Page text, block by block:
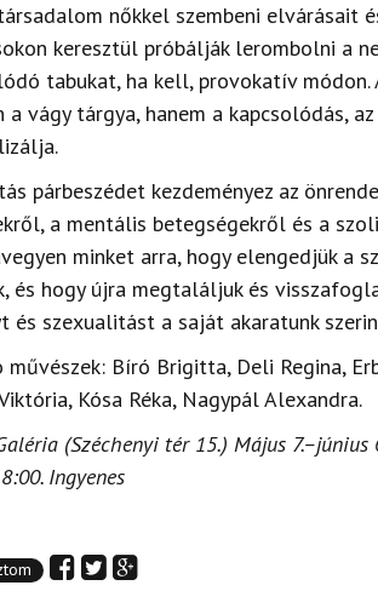
nőkkel szembeni elvárásait
keresztül próbálják lerombolni a
tabukat, ha kell, provokatív módon.
a vágy tárgya, hanem a kapcsolódás,
párbeszédet kezdeményez az
a mentális betegségekről és a
minket arra, hogy elengedjük a
és hogy újra megtaláljuk és
és szexualitást a saját akaratunk
Bíró Brigitta, Deli Regina,
Kósa Réka, Nagypál Alexandra.
(Széchenyi tér 15.) Május 7.–június
Ingyenes